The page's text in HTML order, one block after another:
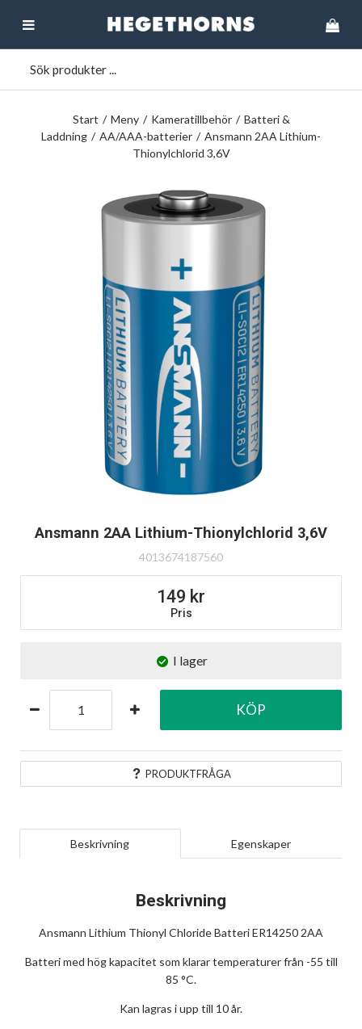
Start / Meny / Kameratillbehör / Batteri &
Laddning / AA/AAA-batterier / Ansmann 2AA Lithium-
Thionylchlorid 3,6V
Ansmann 2AA Lithium-Thionylchlorid 3,6V
4013674187560
Pris
149
I lager
PRODUKTFRÅGA
KÖP
Beskrivning Egenskaper
Beskrivning
Ansmann Lithium Thionyl Chloride Batteri ER14250 2AA
Batteri med hög kapacitet som klarar temperaturer från -55 till
85 °C.
Kan lagras i upp till 10 år.